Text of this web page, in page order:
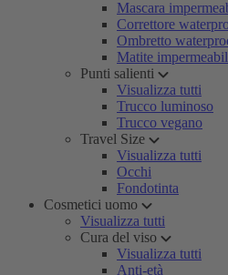
Mascara
Correttore
Ombretto
Matite
Punti salienti
Visualizza tutti
Trucco luminoso
Trucco vegano
Travel Size
Visualizza tutti
Occhi
Fondotinta
Cosmetici uomo
Visualizza tutti
Cura del viso
Visualizza tutti
Anti-età